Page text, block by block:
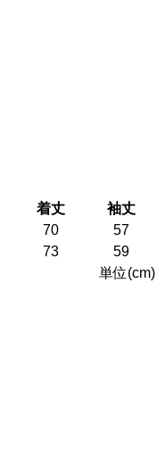
着丈
袖丈
70
57
73
59
単位(cm)